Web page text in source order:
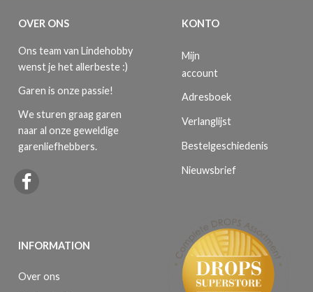
OVER ONS
Ons team van Lindehobby
wenst je het allerbeste :)
Garen is onze passie!
We sturen graag garen
naar al onze geweldige
garenliefhebbers.
INFORMATION
Over ons
KONTO
Mijn
account
Adresboek
Verlanglijst
Bestelgeschiedenis
Nieuwsbrief